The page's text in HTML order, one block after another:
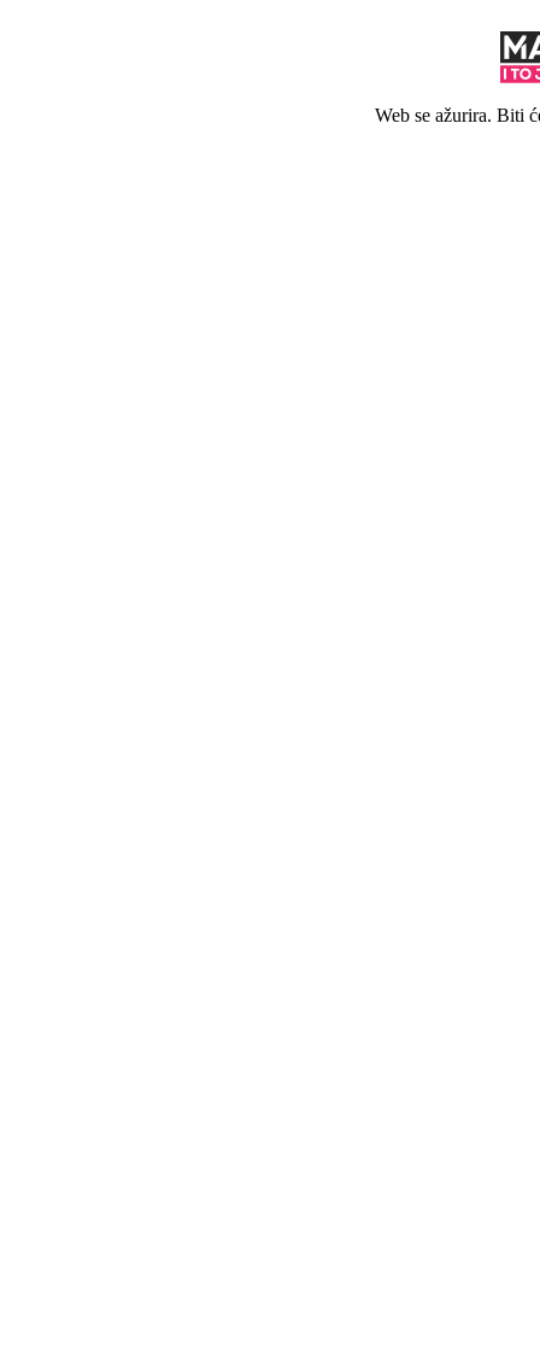
Web se ažurira. Biti